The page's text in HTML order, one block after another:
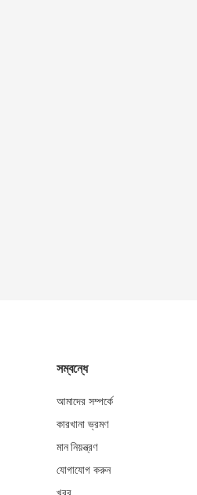
সম্বন্ধে
আমাদের সম্পর্কে
কারখানা ভ্রমণ
মান নিয়ন্ত্রণ
যোগাযোগ করুন